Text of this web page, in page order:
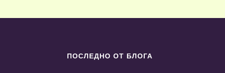
ПОСЛЕДНО ОТ БЛОГА